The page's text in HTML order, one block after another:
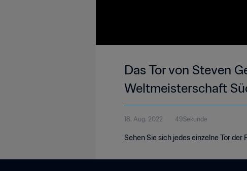
Das Tor von Steven
Weltmeisterschaft
18. Aug. 2022 49Sekunde
Sehen Sie sich jedes einzelne Tor